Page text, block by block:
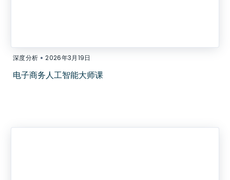
深度分析 • 2026年3月19日
电子商务人工智能大师课